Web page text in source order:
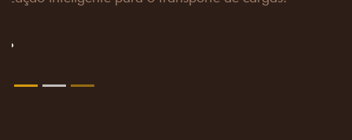
imponente para enfrentar qualquer terreno com